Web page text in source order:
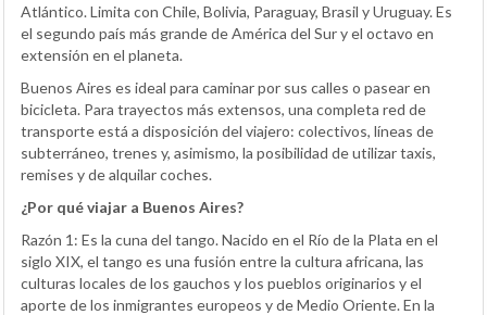
Atlántico. Limita con Chile, Bolivia, Paraguay, Brasil y Uruguay. Es
el segundo país más grande de América del Sur y el octavo en
extensión en el planeta.
Buenos Aires es ideal para caminar por sus calles o pasear en
bicicleta. Para trayectos más extensos, una completa red de
transporte está a disposición del viajero: colectivos, líneas de
subterráneo, trenes y, asimismo, la posibilidad de utilizar taxis,
remises y de alquilar coches.
¿Por qué viajar a Buenos Aires?
Razón 1: Es la cuna del tango. Nacido en el Río de la Plata en el
siglo XIX, el tango es una fusión entre la cultura africana, las
culturas locales de los gauchos y los pueblos originarios y el
aporte de los inmigrantes europeos y de Medio Oriente. En la